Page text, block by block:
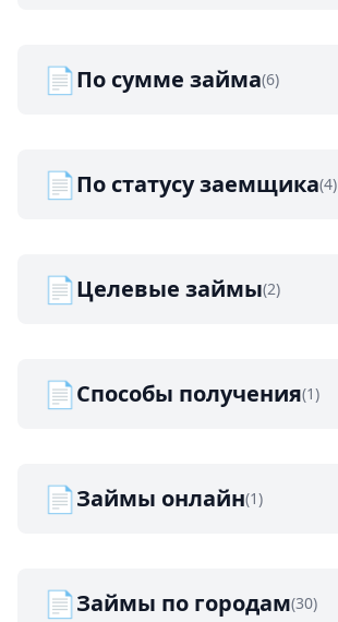
📄По сумме займа(6)
📄По статусу заемщика(4)
📄Целевые займы(2)
📄Способы получения(1)
📄Займы онлайн(1)
📄Займы по городам(30)